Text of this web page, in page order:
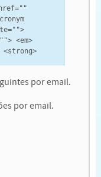
<em>
por email.
por email.